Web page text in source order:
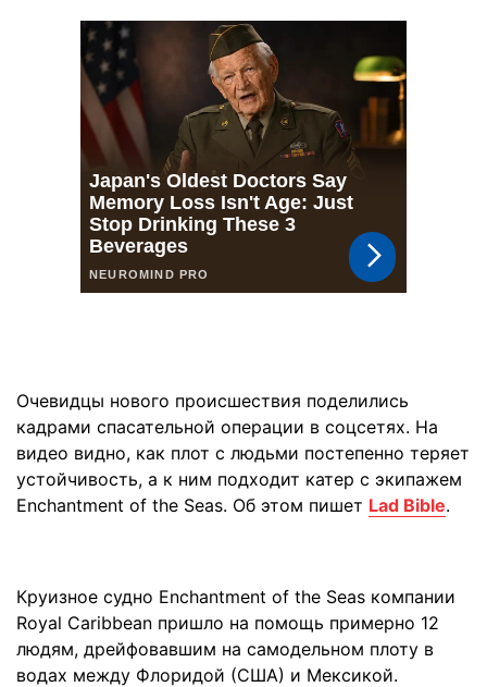
Очевидцы нового происшествия поделились
кадрами спасательной операции в соцсетях. На
видео видно, как плот с людьми постепенно теряет
устойчивость, а к ним подходит катер с экипажем
Enchantment of the Seas. Об этом пишет Lad Bible.
Круизное судно Enchantment of the Seas компании
Royal Caribbean пришло на помощь примерно 12
людям, дрейфовавшим на самодельном плоту в
водах между Флоридой (США) и Мексикой.